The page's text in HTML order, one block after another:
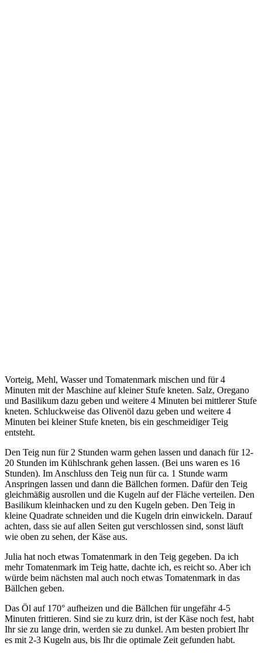
Vorteig, Mehl, Wasser und Tomatenmark mischen und für 4
Minuten mit der Maschine auf kleiner Stufe kneten. Salz, Oregano
und Basilikum dazu geben und weitere 4 Minuten bei mittlerer Stufe
kneten. Schluckweise das Olivenöl dazu geben und weitere 4
Minuten bei kleiner Stufe kneten, bis ein geschmeidiger Teig
entsteht.
Den Teig nun für 2 Stunden warm gehen lassen und danach für 12-
20 Stunden im Kühlschrank gehen lassen. (Bei uns waren es 16
Stunden). Im Anschluss den Teig nun für ca. 1 Stunde warm
Anspringen lassen und dann die Bällchen formen. Dafür den Teig
gleichmäßig ausrollen und die Kugeln auf der Fläche verteilen. Den
Basilikum kleinhacken und zu den Kugeln geben. Den Teig in
kleine Quadrate schneiden und die Kugeln drin einwickeln. Darauf
achten, dass sie auf allen Seiten gut verschlossen sind, sonst läuft
wie oben zu sehen, der Käse aus.
Julia hat noch etwas Tomatenmark in den Teig gegeben. Da ich
mehr Tomatenmark im Teig hatte, dachte ich, es reicht so. Aber ich
würde beim nächsten mal auch noch etwas Tomatenmark in das
Bällchen geben.
Das Öl auf 170° aufheizen und die Bällchen für ungefähr 4-5
Minuten frittieren. Sind sie zu kurz drin, ist der Käse noch fest, habt
Ihr sie zu lange drin, werden sie zu dunkel. Am besten probiert Ihr
es mit 2-3 Kugeln aus, bis Ihr die optimale Zeit gefunden habt.